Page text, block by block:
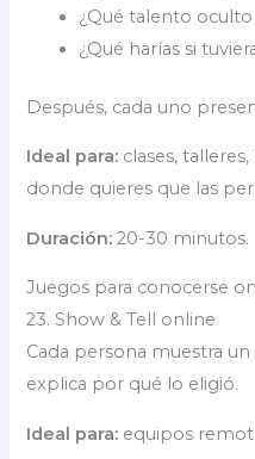
¿Qué talento oculto
¿Qué harías si
Después, cada uno
Ideal para: clases,
donde quieres que las
Duración: 20-30 minutos.
Juegos para conocerse
23. Show & Tell online
Cada persona muestra
explica por qué lo eligió.
Ideal para: equipos